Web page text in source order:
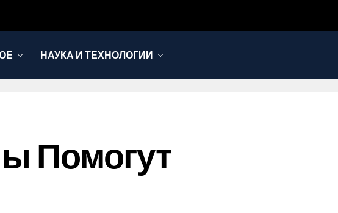
НАУКА И ТЕХНОЛОГИИ
Помогут